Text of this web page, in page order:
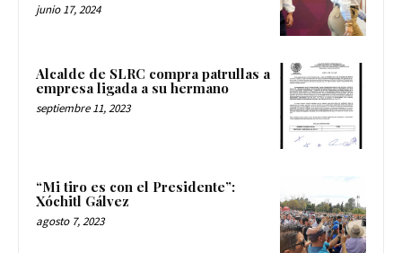
junio 17, 2024
Alcalde de SLRC compra patrullas a
empresa ligada a su hermano
septiembre 11, 2023
“Mi tiro es con el Presidente”:
Xóchitl Gálvez
agosto 7, 2023